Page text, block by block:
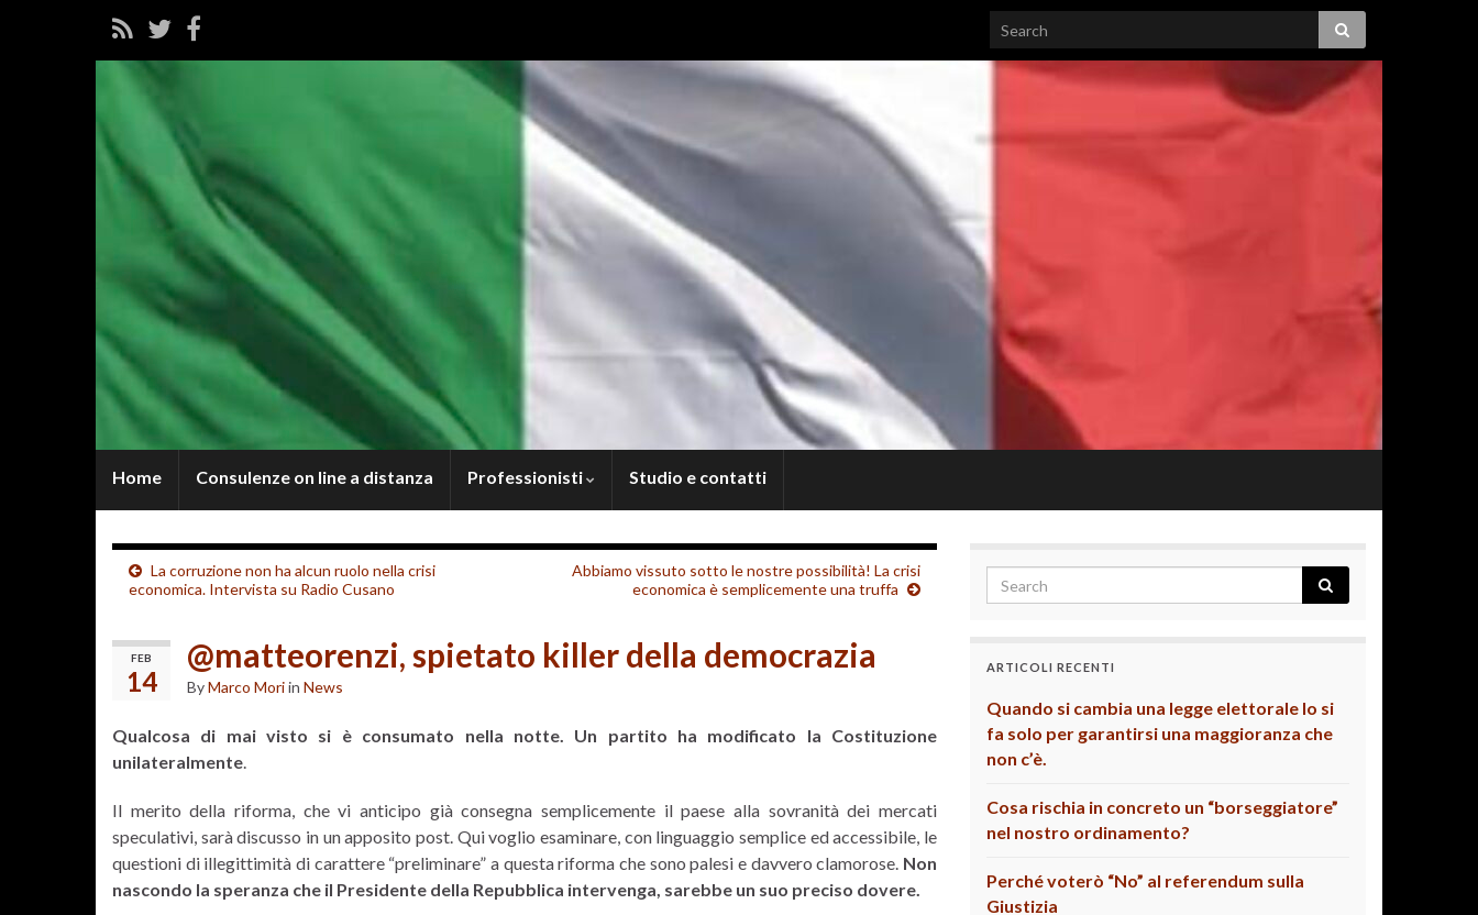
Home Consulenze on line a distanza Professionisti Studio e contatti
La corruzione non ha alcun ruolo nella crisi
economica. Intervista su Radio Cusano
Abbiamo vissuto sotto le nostre possibilità! La crisi
economica è semplicemente una truffa
FEB
14
@matteorenzi, spietato killer della democrazia
ByMarco Moriin News
Qualcosa di mai visto si è consumato nella notte. Un partito ha modificato la Costituzione
unilateralmente.
Il merito della riforma, che vi anticipo già consegna semplicemente il paese alla sovranità dei mercati
speculativi, sarà discusso in un apposito post. Qui voglio esaminare, con linguaggio semplice ed accessibile, le
questioni di illegittimità di carattere “preliminare” a questa riforma che sono palesi e davvero clamorose. Non
nascondo la speranza che il Presidente della Repubblica intervenga, sarebbe un suo preciso dovere.
ARTICOLI RECENTI
Quando si cambia una legge elettorale lo si
fa solo per garantirsi una maggioranza che
non c’è.
Cosa rischia in concreto un “borseggiatore”
nel nostro ordinamento?
Perché voterò “No” al referendum sulla
Giustizia